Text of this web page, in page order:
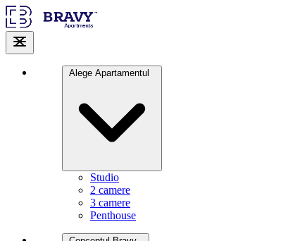
Alege Apartamentul
Studio
2 camere
3 camere
Penthouse